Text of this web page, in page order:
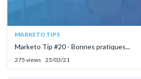
MARKETO TIPS
Marketo Tip #20 - Bonnes pratiques...
275 views 25/03/21